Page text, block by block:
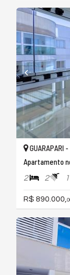
GUARAPARI -
Apartamento
2 2 1
R$ 890.000,